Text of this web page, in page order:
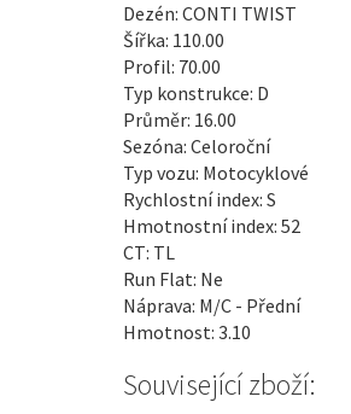
Dezén: CONTI TWIST
Šířka: 110.00
Profil: 70.00
Typ konstrukce: D
Průměr: 16.00
Sezóna: Celoroční
Typ vozu: Motocyklové
Rychlostní index: S
Hmotnostní index: 52
CT: TL
Run Flat: Ne
Náprava: M/C - Přední
Hmotnost: 3.10
Související zboží: